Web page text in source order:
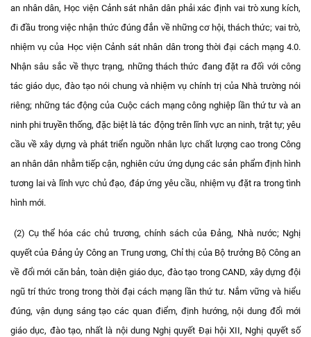
an nhân dân, Học viện Cảnh sát nhân dân phải xác định vai trò xung kích,
đi đầu trong việc nhận thức đúng đắn về những cơ hội, thách thức; vai trò,
nhiệm vụ của Học viện Cảnh sát nhân dân trong thời đại cách mạng 4.0.
Nhận sâu sắc về thực trạng, những thách thức đang đặt ra đối với công
tác giáo dục, đào tạo nói chung và nhiệm vụ chính trị của Nhà trường nói
riêng; những tác động của Cuộc cách mạng công nghiệp lần thứ tư và an
ninh phi truyền thống, đặc biệt là tác động trên lĩnh vực an ninh, trật tự; yêu
cầu về xây dựng và phát triển nguồn nhân lực chất lượng cao trong Công
an nhân dân nhằm tiếp cận, nghiên cứu ứng dụng các sản phẩm định hình
tương lai và lĩnh vực chủ đạo, đáp ứng yêu cầu, nhiệm vụ đặt ra trong tình
hình mới.
(2) Cụ thể hóa các chủ trương, chính sách của Đảng, Nhà nước; Nghị
quyết của Đảng ủy Công an Trung ương, Chỉ thị của Bộ trưởng Bộ Công an
về đổi mới căn bản, toàn diện giáo dục, đào tạo trong CAND, xây dựng đội
ngũ trí thức trong trong thời đại cách mạng lần thứ tư. Nắm vững và hiểu
đúng, vận dụng sáng tạo các quan điểm, định hướng, nội dung đổi mới
giáo dục, đào tạo, nhất là nội dung Nghị quyết Đại hội XII, Nghị quyết số